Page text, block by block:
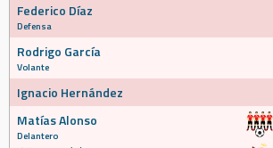
Federico Díaz
Defensa
Rodrigo García
Volante
Ignacio Hernández
Matías Alonso
Delantero